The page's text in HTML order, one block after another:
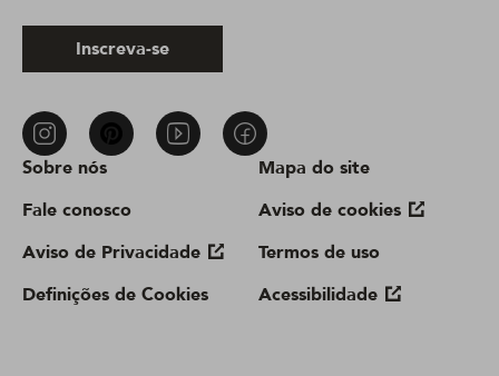
Sobre nós
Fale conosco
Aviso de Privacidade
Definições de Cookies
Mapa do site
Aviso de cookies
Termos de uso
Acessibilidade
Inscreva-se